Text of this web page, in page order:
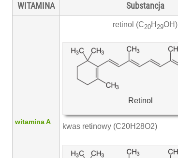
WITAMINA Substancja
witamina A
retinol (C20H 29OH)
Retinol
kwas retinowy (C20H28O2)